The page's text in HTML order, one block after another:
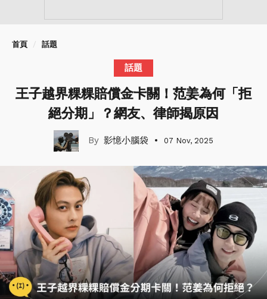
首頁 話題
話題
王子越界粿粿賠償金卡關！范姜為何「拒
絕分期」？網友、律師揭原因
影憶小腦袋 07 Nov, 2025